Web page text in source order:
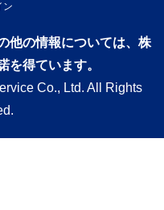
ン
他の情報については、株
を得ています。
Co., Ltd. All Rights